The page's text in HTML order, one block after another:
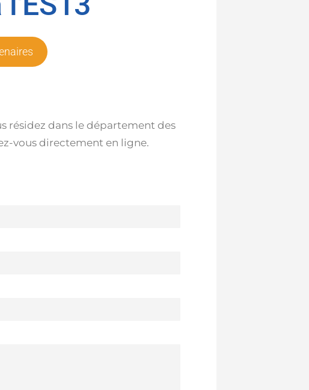
résidez dans le département des
vous directement en ligne.